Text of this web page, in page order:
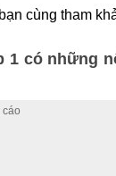
cùng tham
1 có những